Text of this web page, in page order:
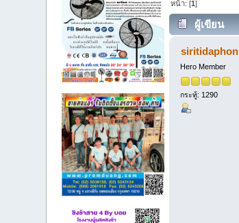
หน้า: [1]
ผู้เขียน
siritidaphon
Hero Member
กระทู้: 1290